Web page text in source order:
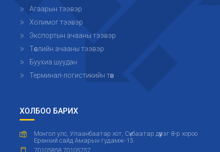
Агаарын тээвэр
Холимог тээвэр
Экспортын ачааны тээвэр
Төслийн ачааны тээвэр
Буухиа шуудан
Терминал-логистикийн төв
ХОЛБОО БАРИХ
Монгол улс, Улаанбаатар хот, Сүхбаатар дүүрэг 8-р хороо
Ерөнхий сайд Амарын гудамж-15
70105858 70105757